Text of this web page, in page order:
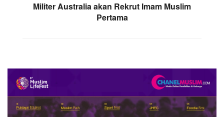
Militer Australia akan Rekrut Imam Muslim
Pertama